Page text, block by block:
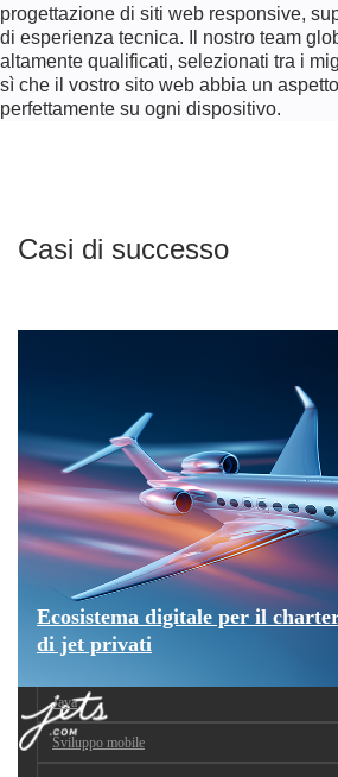
progettazione di siti web responsive,
di esperienza tecnica. Il nostro team
altamente qualificati, selezionati tra i
sì che il vostro sito web abbia un
perfettamente su ogni dispositivo.
Casi di successo
Ecosistema digitale per il
di jet privati
Java
Sviluppo mobile